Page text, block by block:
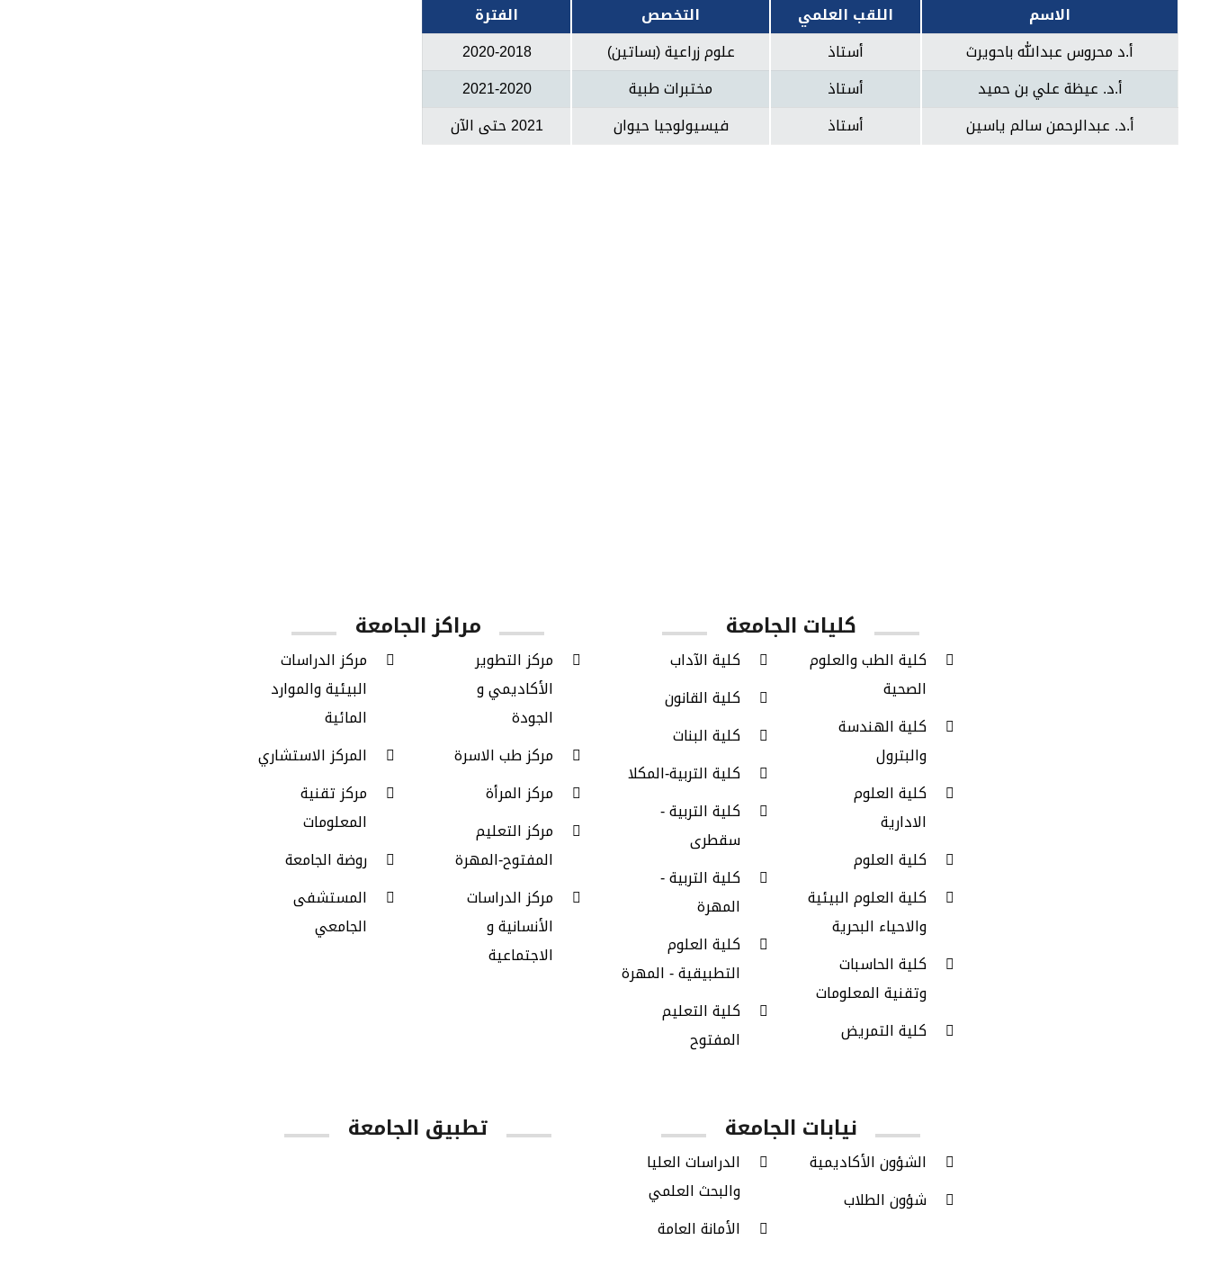
الاسم اللقب العلمي التخصص
الفترة
أ.د محروس عبدالله باحويرث
أستاذ علوم زراعية (بساتين)
2020-2018
أ.د. عيظة علي بن حميد
أستاذ مختبرات طبية
2021-2020
أ.د. عبدالرحمن سالم ياسين
أستاذ فيسيولوجيا حيوان 2021 حتى الآن
مراكز الجامعة
مركز الدراسات
البيئية والموارد
المائية
المركز الاستشاري
مركز تقنية
المعلومات
روضة الجامعة
المستشفى
الجامعي
مركز التطوير
الأكاديمي و
الجودة
مركز طب الاسرة
مركز المرأة
مركز التعليم
المفتوح-المهرة
مركز الدراسات
الأنسانية و
الاجتماعية
كليات الجامعة
كلية الآداب
كلية القانون
كلية البنات
كلية التربية-المكلا
كلية التربية -
سقطرى
كلية التربية -
المهرة
كلية العلوم
التطبيقية - المهرة
كلية التعليم
المفتوح
كلية الطب والعلوم
الصحية
كلية الهندسة
والبترول
كلية العلوم
الادارية
كلية العلوم
كلية العلوم البيئية
والاحياء البحرية
كلية الحاسبات
وتقنية المعلومات
كلية التمريض
تطبيق الجامعة نيابات الجامعة
الدراسات العليا
والبحث العلمي
الأمانة العامة
الشؤون الأكاديمية
شؤون الطلاب